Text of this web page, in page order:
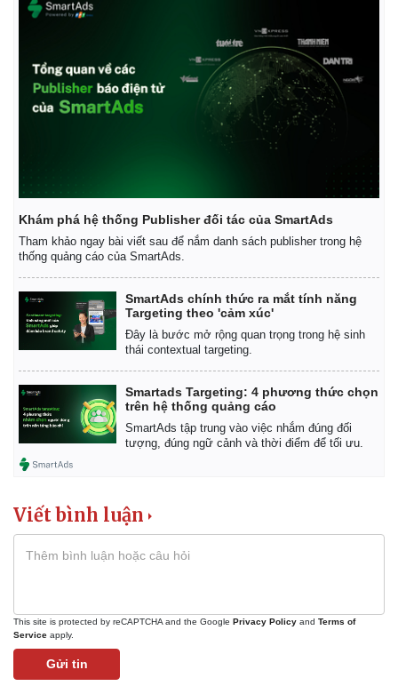
Kinh tế
Bất động sản
Khởi nghiệp
Thị trường
Giá vàng
Tiêu dùng
Chứng khoán
Giá cà phê
Khám phá hệ thống Publisher đối tác của SmartAds
Tham khảo ngay bài viết sau để nắm danh sách publisher trong hệ
thống quảng cáo của SmartAds.
SmartAds chính thức ra mắt tính năng
Targeting theo 'cảm xúc'
Đây là bước mở rộng quan trọng trong hệ sinh
thái contextual targeting.
Smartads Targeting: 4 phương thức chọn
trên hệ thống quảng cáo
SmartAds tập trung vào việc nhắm đúng đối
tượng, đúng ngữ cảnh và thời điểm để tối ưu.
Viết bình luận
This site is protected by reCAPTCHA and the Google Privacy Policy and Terms of
Service apply.
Gửi tin